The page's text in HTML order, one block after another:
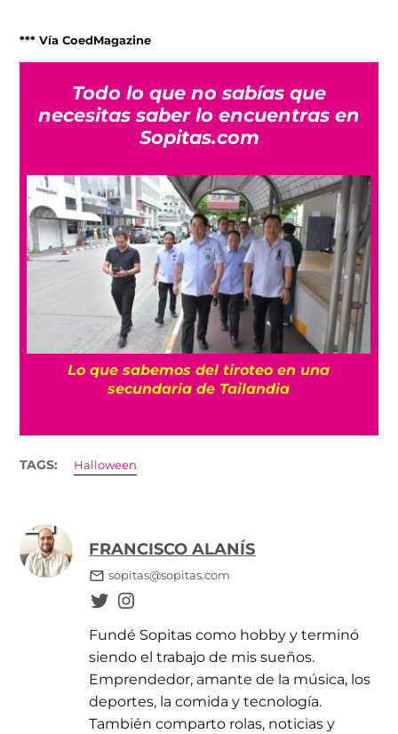
*** Vía CoedMagazine
Todo lo que no sabías que
necesitas saber lo encuentras en
Sopitas.com
Lo que sabemos del tiroteo en una
secundaria de Tailandia
TAGS: Halloween
FRANCISCO ALANÍS
sopitas@sopitas.com
Fundé Sopitas como hobby y terminó
siendo el trabajo de mis sueños.
Emprendedor, amante de la música, los
deportes, la comida y tecnología.
También comparto rolas, noticias y